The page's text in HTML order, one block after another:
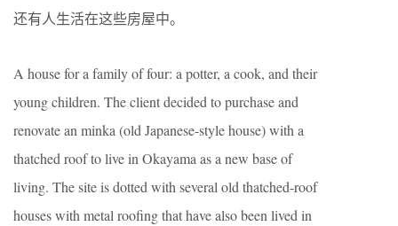
还有人生活在这些房屋中。
A house for a family of four: a potter, a cook, and their
young children. The client decided to purchase and
renovate an minka (old Japanese-style house) with a
thatched roof to live in Okayama as a new base of
living. The site is dotted with several old thatched-roof
houses with metal roofing that have also been lived in